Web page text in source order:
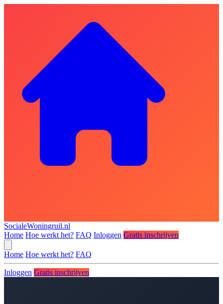
SocialeWoningruil.nl
Home Hoe werkt het? FAQ Inloggen Gratis inschrijven
Home Hoe werkt het? FAQ
Inloggen Gratis inschrijven